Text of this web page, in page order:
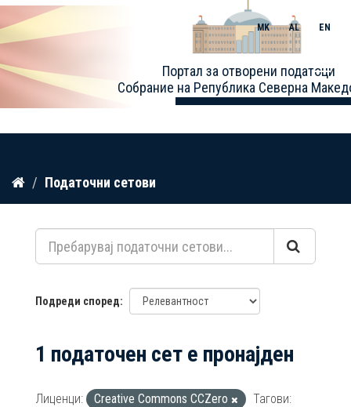
Прескокнете
содржина
Портал за отворени податоци
Собрание на Република Северна
MK AL EN
Toggle
Податочни сетови
Подреди според
1 податочен сет е пронајден
Лиценци: Creative Commons CCZero
Тагови: